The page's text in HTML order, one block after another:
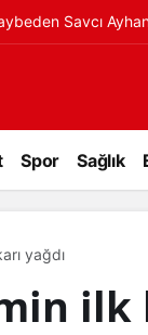
Savcı
Spor Sağlık
yağdı
ilk